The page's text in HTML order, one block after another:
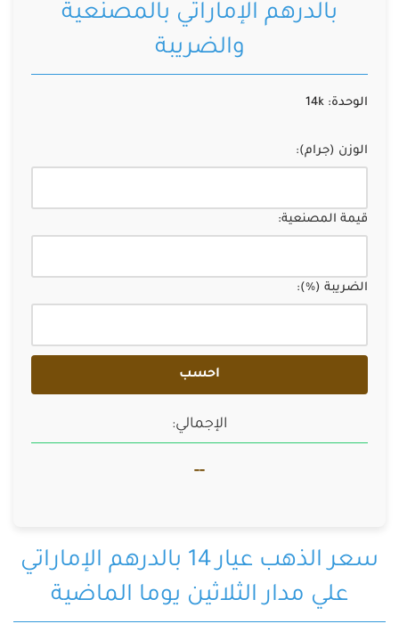
بالدرهم الإماراتي بالمصنعية
والضريبة
الوحدة: 14k
الوزن (جرام):
قيمة المصنعية:
الضريبة (%):
احسب
الإجمالي:
--
سعر الذهب عيار 14 بالدرهم الإماراتي
علي مدار الثلاثين يوما الماضية